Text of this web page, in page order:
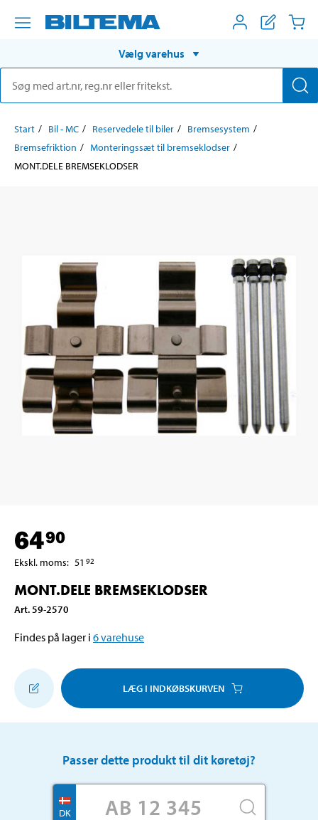
Vælg varehus
Start Bil - MC Reservedele til biler
Bremsesystem
Bremsefriktion
Monteringssæt til bremseklodser
MONT.DELE BREMSEKLODSER
6490
Ekskl. moms: 51 92
MONT.DELE BREMSEKLODSER
Art. 59-2570
Findes på lager i 6varehuse
LÆG I INDKØBSKURVEN
Passer dette produkt til dit køretøj?
DK